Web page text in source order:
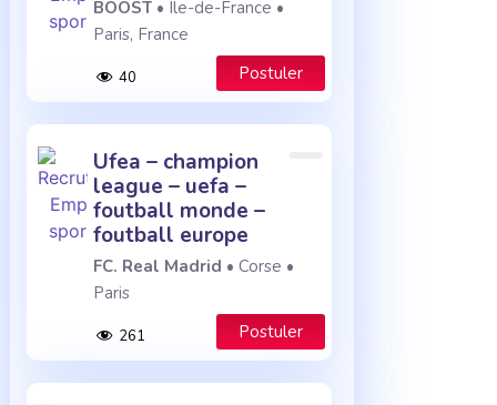
BOOST • Île-de-France •
Paris, France
40 Postuler
ufea – champion
league – uefa –
foutball monde –
foutball europe
FC. Real Madrid • Corse •
Paris
261 Postuler